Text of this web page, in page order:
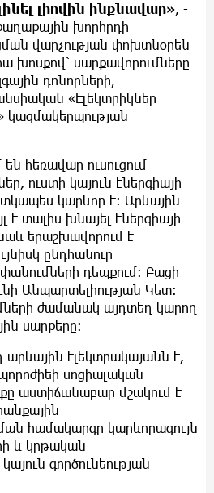
լիովին ինքնավար», -
խորհրդի
վարչության փոխտնօրեն
խոսքով՝ սարքավորումները
դոնորների,
«Էլեկտրիկներ
կազմակերպության
հեռավար ուսուցում
ուստի կայուն էներգիայի
կարևոր է։ Արևային
է տալիս խնայել էներգիայի
երաշխավորում է
ընդհանուր
դեպքում։ Բացի
Անպարտելիության Կետ։
ժամանակ այդտեղ կարող
սարքերը։
արևային էլեկտրակայանն է,
սոցիալական
աստիճանաբար մշակում է
համակարգը կարևորագույն
և կրթական
գործունեության